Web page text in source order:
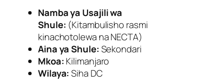
Namba ya Usajili wa
Shule: (Kitambulisho rasmi
kinachotolewa na NECTA)
Aina ya Shule:Sekondari
Mkoa:Kilimanjaro
Wilaya:Siha DC